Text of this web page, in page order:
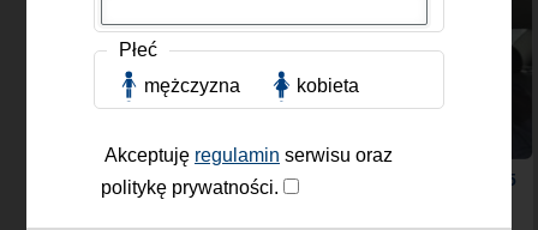
Tomek353, Mężczyzna,
26 lat
, Mężczyzna, 45
Płeć
mężczyzna
kobieta
Akceptuję regulamin serwisu oraz
politykę prywatności.